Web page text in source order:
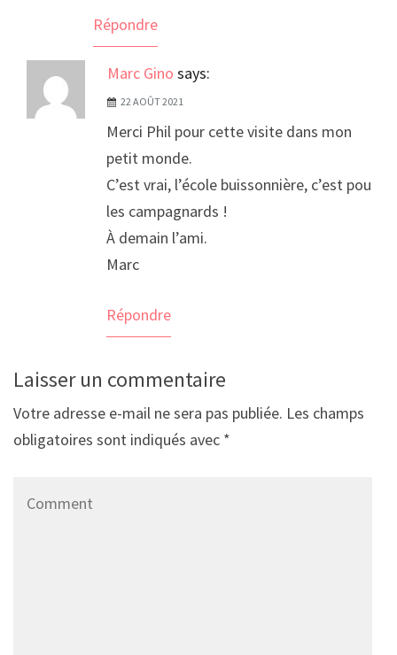
Répondre
Marc Gino says:
22 AOÛT 2021
Merci Phil pour cette visite dans mon
petit monde.
C’est vrai, l’école buissonnière, c’est pour
les campagnards !
À demain l’ami.
Marc
Répondre
Laisser un commentaire
Votre adresse e-mail ne sera pas publiée. Les champs
obligatoires sont indiqués avec *